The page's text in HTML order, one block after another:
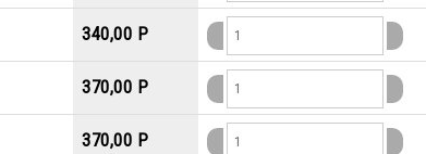
340,00 P
370,00 P
370,00 P